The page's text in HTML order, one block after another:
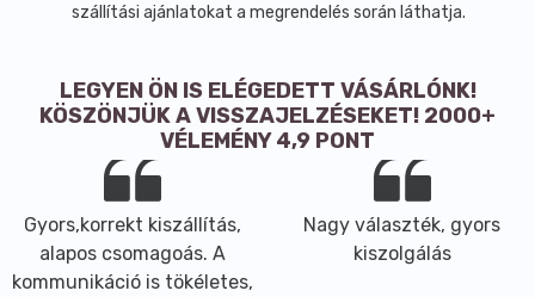
szállítási ajánlatokat a megrendelés során láthatja.
LEGYEN ÖN IS ELÉGEDETT VÁSÁRLÓNK!
KÖSZÖNJÜK A VISSZAJELZÉSEKET! 2000+
VÉLEMÉNY 4,9 PONT
Gyors,korrekt kiszállítás,
alapos csomagoás. A
kommunikáció is tökéletes,
Nagy választék, gyors
kiszolgálás